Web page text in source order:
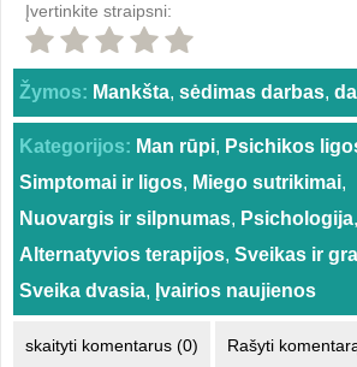
Įvertinkite straipsni:
Žymos: Mankšta, sėdimas darbas,
Kategorijos: Man rūpi, Psichikos
Simptomai ir ligos, Miego sutrikimai,
Nuovargis ir silpnumas, Psichologija,
Alternatyvios terapijos, Sveikas ir
Sveika dvasia, Įvairios naujienos
skaityti komentarus (0) Rašyti